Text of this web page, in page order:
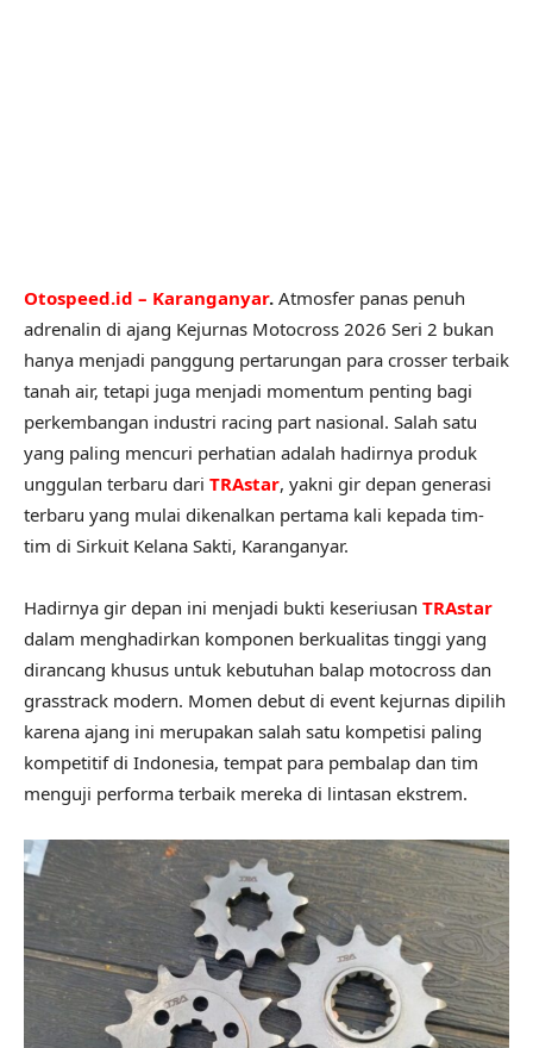
Otospeed.id – Karanganyar. Atmosfer panas penuh
adrenalin di ajang Kejurnas Motocross 2026 Seri 2 bukan
hanya menjadi panggung pertarungan para crosser terbaik
tanah air, tetapi juga menjadi momentum penting bagi
perkembangan industri racing part nasional. Salah satu
yang paling mencuri perhatian adalah hadirnya produk
unggulan terbaru dari TRAstar, yakni gir depan generasi
terbaru yang mulai dikenalkan pertama kali kepada tim-
tim di Sirkuit Kelana Sakti, Karanganyar.
Hadirnya gir depan ini menjadi bukti keseriusan TRAstar
dalam menghadirkan komponen berkualitas tinggi yang
dirancang khusus untuk kebutuhan balap motocross dan
grasstrack modern. Momen debut di event kejurnas dipilih
karena ajang ini merupakan salah satu kompetisi paling
kompetitif di Indonesia, tempat para pembalap dan tim
menguji performa terbaik mereka di lintasan ekstrem.